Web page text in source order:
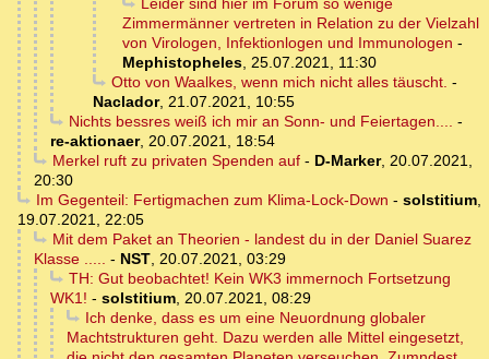
Leider sind hier im Forum so wenige
Zimmermänner vertreten in Relation zu der Vielzahl
von Virologen, Infektionlogen und Immunologen -
Mephistopheles, 25.07.2021, 11:30
Otto von Waalkes, wenn mich nicht alles täuscht. -
Naclador, 21.07.2021, 10:55
Nichts bessres weiß ich mir an Sonn- und Feiertagen.... -
re-aktionaer, 20.07.2021, 18:54
Merkel ruft zu privaten Spenden auf- D-Marker, 20.07.2021,
20:30
Im Gegenteil: Fertigmachen zum Klima-Lock-Down - solstitium,
19.07.2021, 22:05
Mit dem Paket an Theorien - landest du in der Daniel Suarez
Klasse ..... - NST, 20.07.2021, 03:29
TH: Gut beobachtet! Kein WK3 immernoch Fortsetzung
WK1! - solstitium, 20.07.2021, 08:29
Ich denke, dass es um eine Neuordnung globaler
Machtstrukturen geht. Dazu werden alle Mittel eingesetzt,